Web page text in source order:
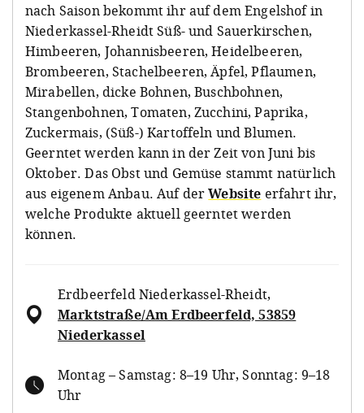
nach Saison bekommt ihr auf dem Engelshof in
Niederkassel-Rheidt Süß- und Sauerkirschen,
Himbeeren, Johannisbeeren, Heidelbeeren,
Brombeeren, Stachelbeeren, Äpfel, Pflaumen,
Mirabellen, dicke Bohnen, Buschbohnen,
Stangenbohnen, Tomaten, Zucchini, Paprika,
Zuckermais, (Süß-) Kartoffeln und Blumen.
Geerntet werden kann in der Zeit von Juni bis
Oktober. Das Obst und Gemüse stammt natürlich
aus eigenem Anbau. Auf derWebsite erfahrt ihr,
welche Produkte aktuell geerntet werden
können.
Erdbeerfeld Niederkassel-Rheidt,
Marktstraße/Am Erdbeerfeld, 53859
Niederkassel
Montag – Samstag: 8–19 Uhr, Sonntag: 9–18
Uhr